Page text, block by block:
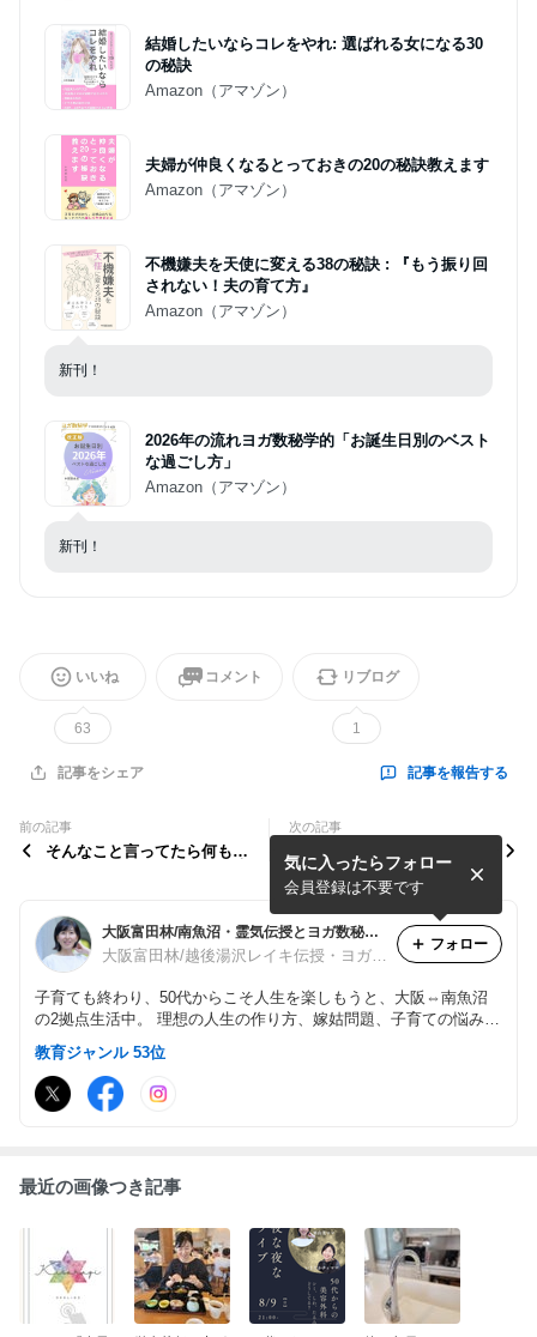
結婚したいならコレをやれ: 選ばれる女になる30
の秘訣
Amazon（アマゾン）
夫婦が仲良くなるとっておきの20の秘訣教えます
Amazon（アマゾン）
不機嫌夫を天使に変える38の秘訣 : 『もう振り回
されない！夫の育て方』
Amazon（アマゾン）
新刊！
2026年の流れヨガ数秘学的「お誕生日別のベスト
な過ごし方」
Amazon（アマゾン）
新刊！
いいね
63
コメント リブログ
1
記事をシェア 記事を報告する
前の記事
そんなこと言ってたら何も前
次の記事
地元密着に近い私としては、
まだやれることあるな‼︎【セ
ミナーご感想】
大阪富田林/南魚沼・霊気伝授とヨガ数秘学でアラフィフ女性の人生再設計『中尾亜由美』
子育ても終わり、50代からこそ人生を楽しもうと、大阪⇔南魚沼
の2拠点生活中。 理想の人生の作り方、嫁姑問題、子育ての悩みは
お任せ下さい♪︎ ヨガ数秘学鑑定/レイキ伝授/コンサル 出版6冊 http
s://ameblo.jp/kisaragi--luna/entry-12757776444.html?frm=theme
気に入ったらフォロー
会員登録は不要です
フォロー
教育ジャンル 53位
最近の画像つき記事